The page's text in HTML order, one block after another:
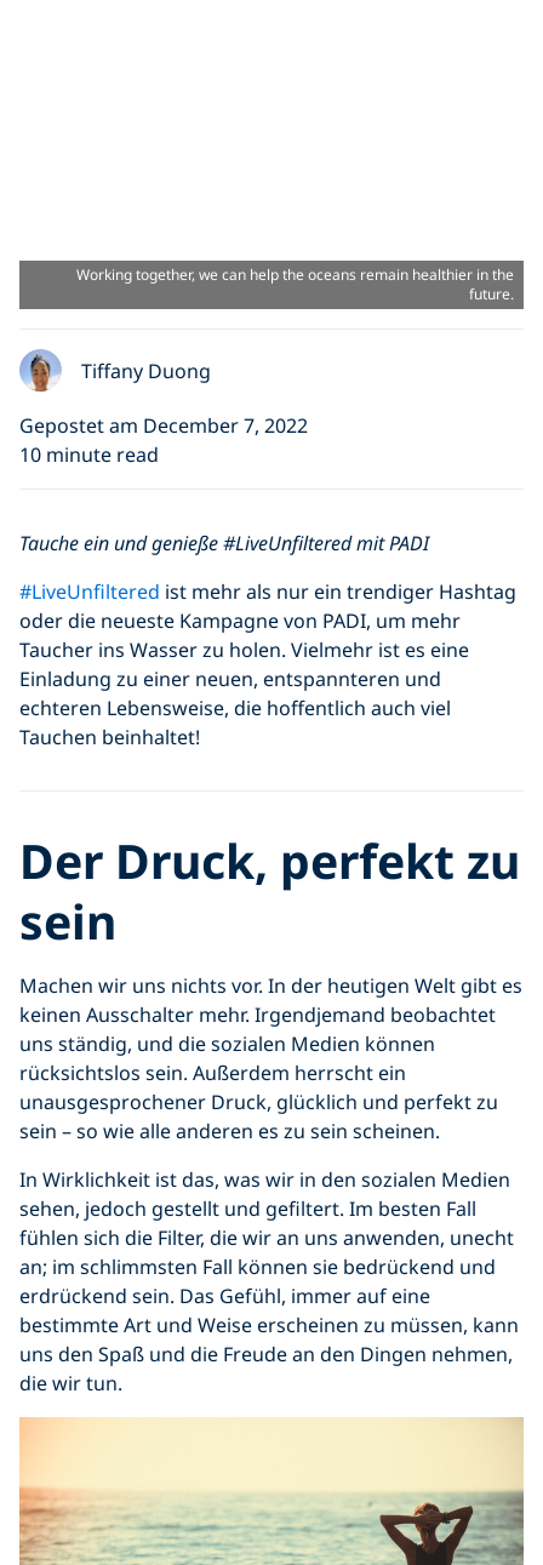
Working together, we can help the oceans remain healthier in the
future.
Tiffany Duong
Gepostet am December 7, 2022
10 minute read
Tauche ein und genieße #LiveUnfiltered mit PADI
#LiveUnfiltered ist mehr als nur ein trendiger Hashtag
oder die neueste Kampagne von PADI, um mehr
Taucher ins Wasser zu holen. Vielmehr ist es eine
Einladung zu einer neuen, entspannteren und
echteren Lebensweise, die hoffentlich auch viel
Tauchen beinhaltet!
Der Druck, perfekt zu
sein
Machen wir uns nichts vor. In der heutigen Welt gibt es
keinen Ausschalter mehr. Irgendjemand beobachtet
uns ständig, und die sozialen Medien können
rücksichtslos sein. Außerdem herrscht ein
unausgesprochener Druck, glücklich und perfekt zu
sein – so wie alle anderen es zu sein scheinen.
In Wirklichkeit ist das, was wir in den sozialen Medien
sehen, jedoch gestellt und gefiltert. Im besten Fall
fühlen sich die Filter, die wir an uns anwenden, unecht
an; im schlimmsten Fall können sie bedrückend und
erdrückend sein. Das Gefühl, immer auf eine
bestimmte Art und Weise erscheinen zu müssen, kann
uns den Spaß und die Freude an den Dingen nehmen,
die wir tun.